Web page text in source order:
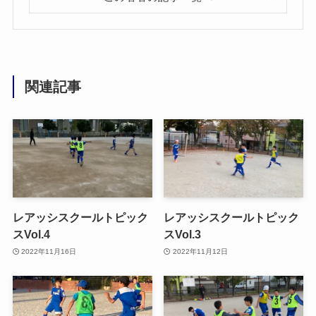
関連記事
レアッシスクールトピック
スVol.4
2022年11月16日
レアッシスクールトピック
スVol.3
2022年11月12日